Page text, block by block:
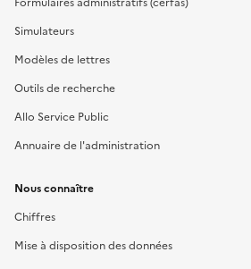
Simulateurs
Modèles de lettres
Outils de recherche
Allo Service Public
Annuaire de l'administration
Nous connaître
Chiffres
Mise à disposition des données